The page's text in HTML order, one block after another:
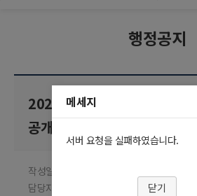
행정공지
2026년 8월말 퇴직교원 정부
공개검증
작성일 2026.04.16
담당자 양신아
☎ 02-910-4845 조회수
메세지
서버 요청을 실패하였습니다.
닫기